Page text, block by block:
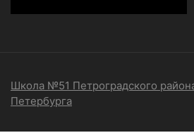
Школа №51 Петроградского
Петербурга